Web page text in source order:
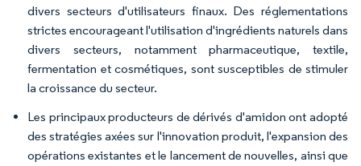
divers secteurs d'utilisateurs finaux. Des réglementations
strictes encourageant l'utilisation d'ingrédients naturels dans
divers secteurs, notamment pharmaceutique, textile,
fermentation et cosmétiques, sont susceptibles de stimuler
la croissance du secteur.
Les principaux producteurs de dérivés d'amidon ont adopté
des stratégies axées sur l'innovation produit, l'expansion des
opérations existantes et le lancement de nouvelles, ainsi que